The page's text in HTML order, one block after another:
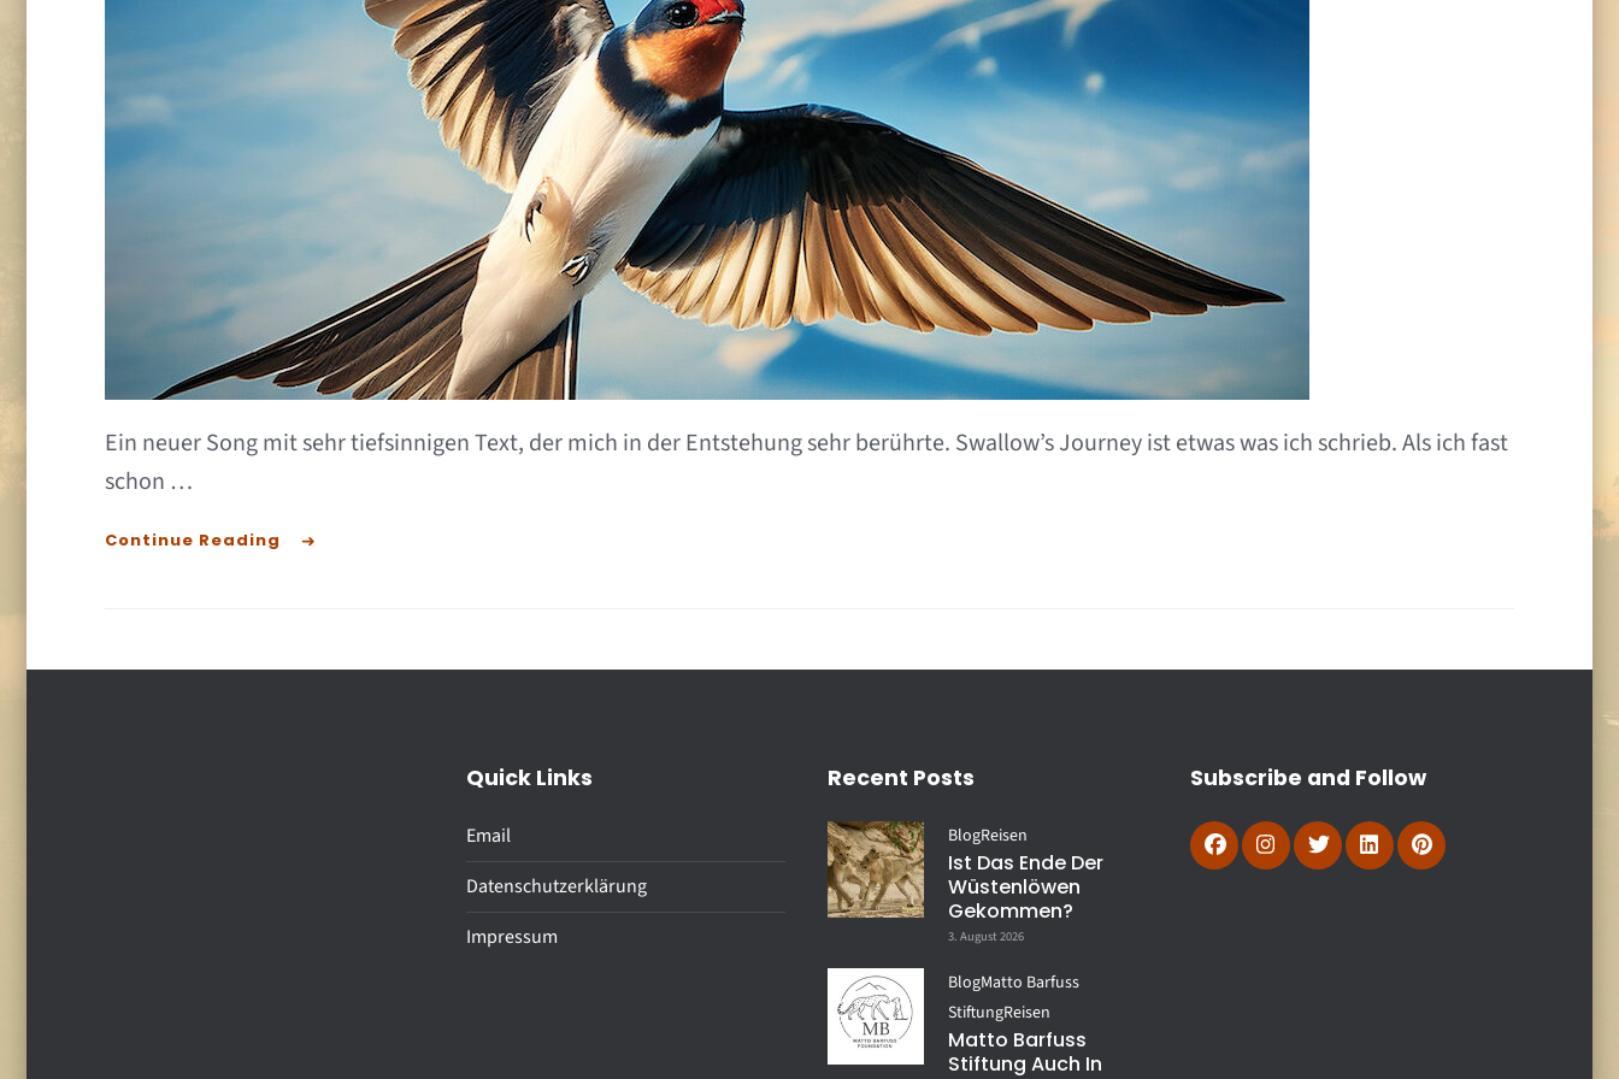
zum
Nachdenken
Ein neuer Song mit sehr tiefsinnigen Text, der mich in der Entstehung sehr berührte. Swallow’s Journey ist etwas was ich schrieb. Als ich fast
schon …
Continue Reading
Quick Links
Email
Datenschutzerklärung
Impressum
Recent Posts
BlogReisen
Ist Das Ende Der
Wüstenlöwen
Gekommen?
3. August 2026
BlogMatto Barfuss
StiftungReisen
Matto Barfuss
Stiftung Auch In
Subscribe and Follow